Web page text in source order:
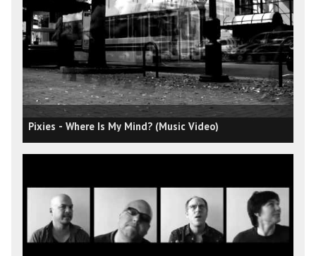
Pixies - Where Is My Mind? (Music Video)